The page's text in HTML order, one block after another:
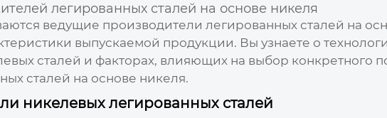
легированных сталей на основе никеля
ведущие производители легированных сталей на
выпускаемой продукции. Вы узнаете о
сталей и факторах, влияющих на выбор конкретного
сталей на основе никеля.
никелевых легированных сталей